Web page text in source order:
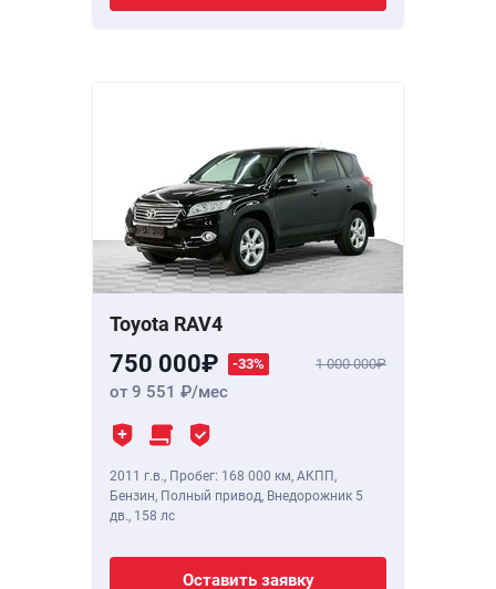
Toyota RAV4
750 000 -33% 1 000 000
от 9 551 /мес
2011 г.в., Пробег: 168 000 км, АКПП,
Бензин, Полный привод, Внедорожник 5
дв., 158 лс
Оставить заявку